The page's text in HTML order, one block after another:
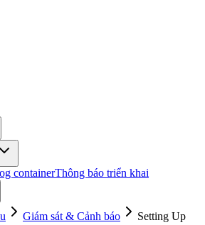
containerThông báo triển khai
Giám sát & Cảnh báo
Setting Up